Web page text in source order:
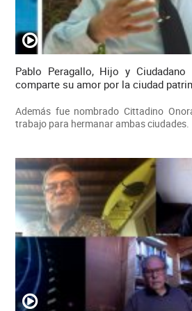
Pablo Peragallo, Hijo y
comparte su amor por la ciudad
Además fue nombrado Cittadino
trabajo para hermanar ambas ciudades.